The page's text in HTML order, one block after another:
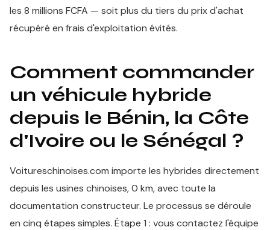
les 8 millions FCFA — soit plus du tiers du prix d'achat
récupéré en frais d'exploitation évités.
Comment commander
un véhicule hybride
depuis le Bénin, la Côte
d'Ivoire ou le Sénégal ?
Voitureschinoises.com importe les hybrides directement
depuis les usines chinoises, 0 km, avec toute la
documentation constructeur. Le processus se déroule
en cinq étapes simples. Étape 1 : vous contactez l'équipe